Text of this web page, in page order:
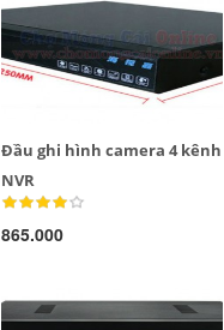
Đầu ghi hình camera 4 kênh
NVR
865.000
Cỏ nhân